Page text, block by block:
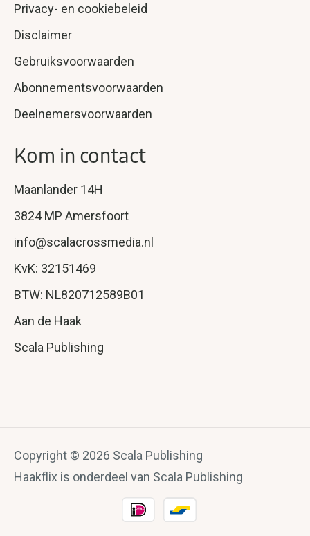
Privacy- en cookiebeleid
Disclaimer
Gebruiksvoorwaarden
Abonnementsvoorwaarden
Deelnemersvoorwaarden
Kom in contact
Maanlander 14H
3824 MP Amersfoort
info@scalacrossmedia.nl
KvK: 32151469
BTW: NL820712589B01
Aan de Haak
Scala Publishing
Copyright © 2026 Scala Publishing
Haakflix is onderdeel van Scala Publishing